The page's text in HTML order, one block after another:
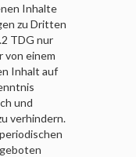
Inhalte
zu Dritten
TDG nur
von einem
Inhalt auf
und
verhindern.